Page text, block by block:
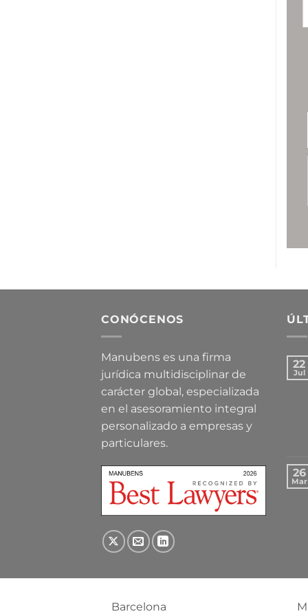
Barcelona
CONÓCENOS
Manubens es una firma
jurídica multidisciplinar de
carácter global, especializada
en el asesoramiento integral
personalizado a empresas y
particulares.
22
Jul
26
Mar